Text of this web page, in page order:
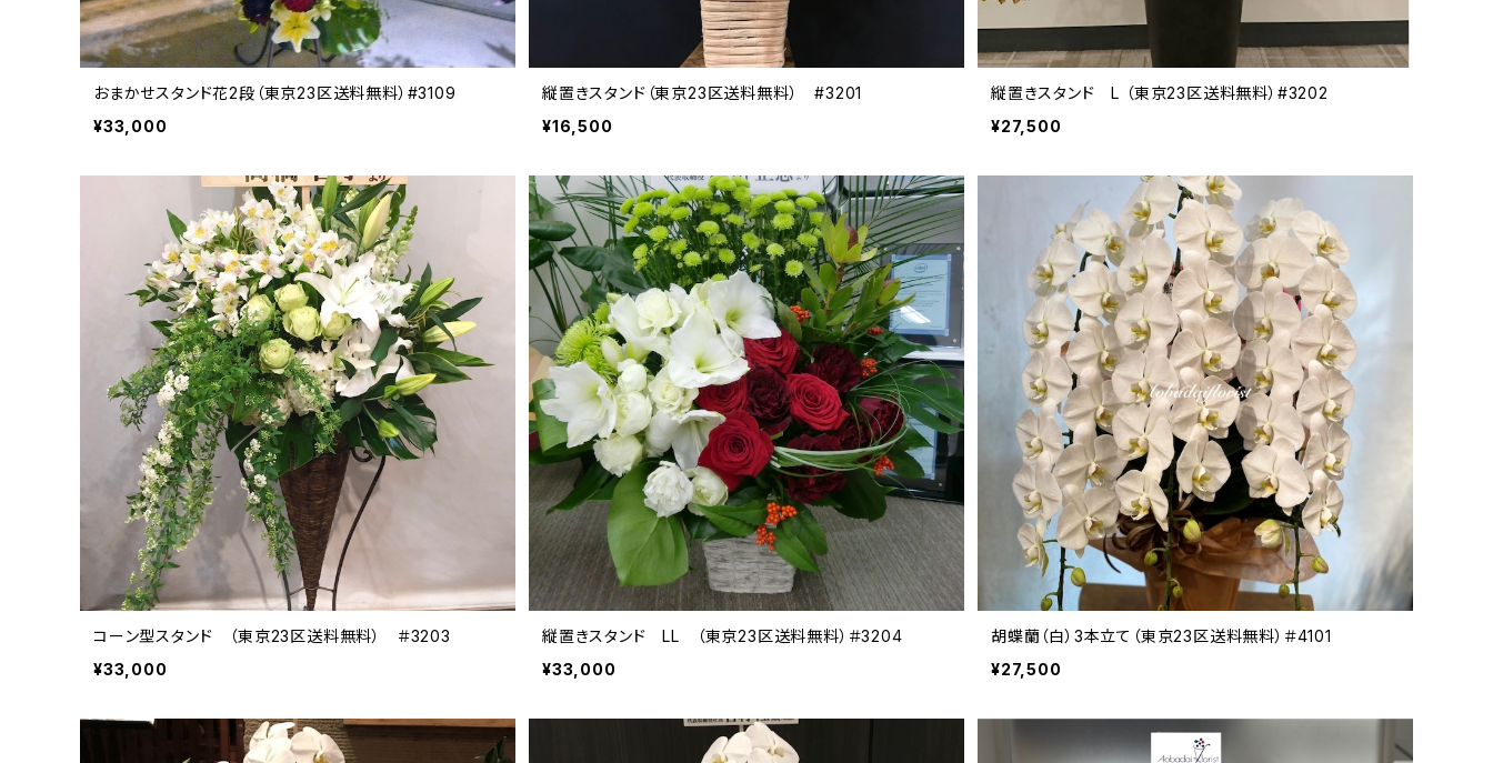
おまかせスタンド花2段（東京23区送料無料）#3109
¥33,000
縦置きスタンド（東京23区送料無料） #3201
¥16,500
縦置きスタンド L （東京23区送料無料）#3202
¥27,500
コーン型スタンド （東京23区送料無料） ＃3203
¥33,000
縦置きスタンド LL （東京23区送料無料）＃3204
¥33,000
胡蝶蘭（白）3本立て（東京23区送料無料）＃4101
¥27,500